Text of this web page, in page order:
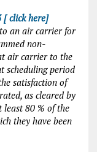
[ click here]
an air carrier for
non-
air carrier to the
scheduling period
satisfaction of
as cleared by
80 % of the
they have been